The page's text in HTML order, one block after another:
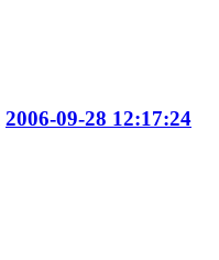
2006-09-28 12:17:24